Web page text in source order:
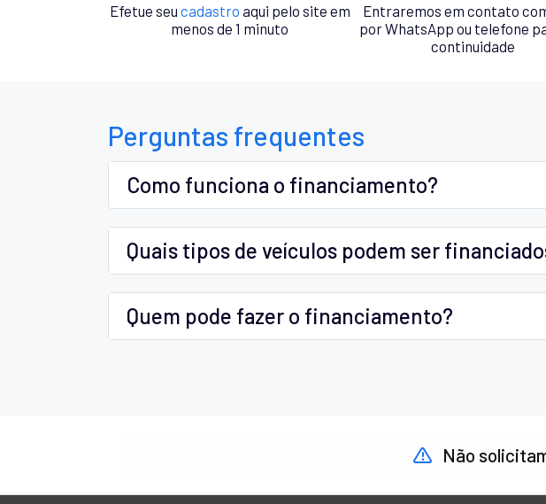
Efetue seu cadastro aqui pelo site em
menos de 1 minuto
Entraremos em contato
por WhatsApp ou telefone
continuidade
Perguntas frequentes
Como funciona o financiamento?
Quais tipos de veículos podem ser
Quem pode fazer o financiamento?
Não